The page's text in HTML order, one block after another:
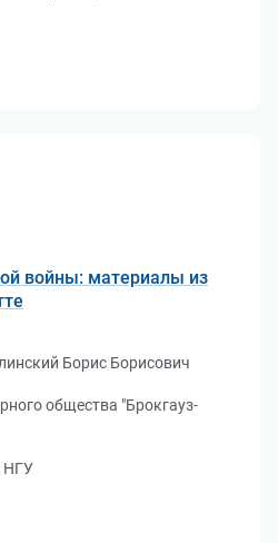
войны: материалы из
Борис Борисович
общества "Брокгауз-
НГУ